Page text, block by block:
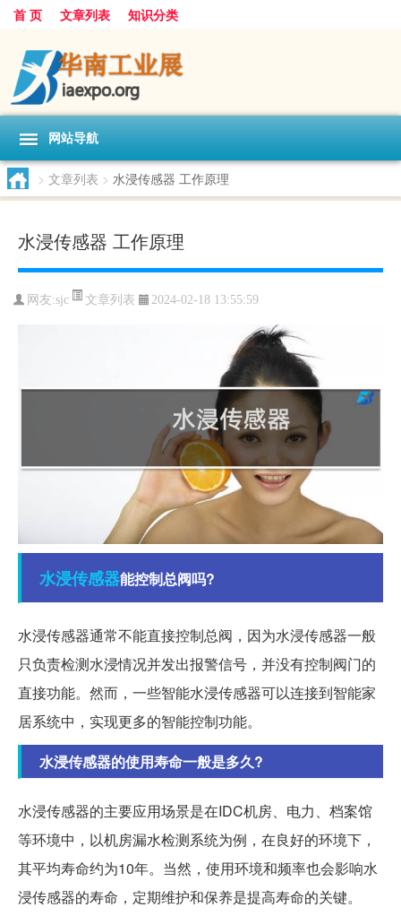
首 页 文章列表 知识分类
网站导航
> 文章列表 > 水浸传感器 工作原理
水浸传感器 工作原理
网友:sjc 文章列表 2024-02-18 13:55:59
水浸传感器能控制总阀吗?
水浸传感器通常不能直接控制总阀，因为水浸传感器一般
只负责检测水浸情况并发出报警信号，并没有控制阀门的
直接功能。然而，一些智能水浸传感器可以连接到智能家
居系统中，实现更多的智能控制功能。
水浸传感器的使用寿命一般是多久?
水浸传感器的主要应用场景是在IDC机房、电力、档案馆
等环境中，以机房漏水检测系统为例，在良好的环境下，
其平均寿命约为10年。当然，使用环境和频率也会影响水
浸传感器的寿命，定期维护和保养是提高寿命的关键。